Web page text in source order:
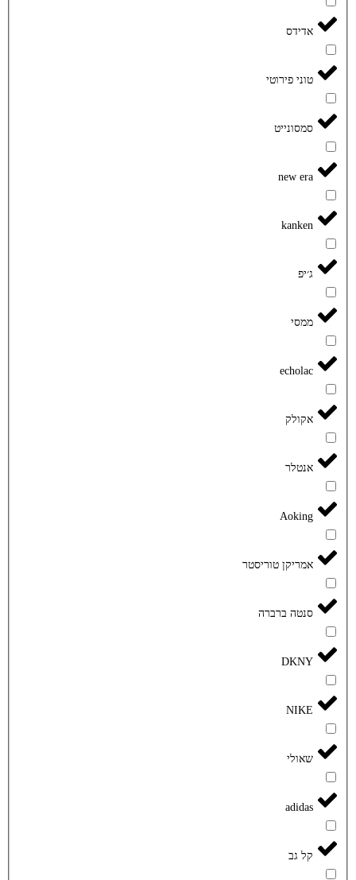
אדידס
טוני פירוטי
סמסונייט
new era
kanken
ג׳יפ
ממסי
echolac
אקולק
אנטלר
Aoking
אמריקן טוריסטר
סנטה ברברה
DKNY
NIKE
שאולי
adidas
קל גב